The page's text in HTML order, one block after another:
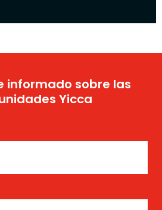
informado sobre las
Yicca